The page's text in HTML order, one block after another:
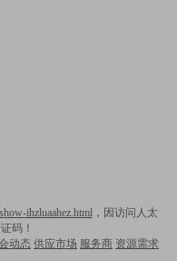
ihzluaahez.html，因访问人太
码！
动态 供应市场 服务商 资源需求